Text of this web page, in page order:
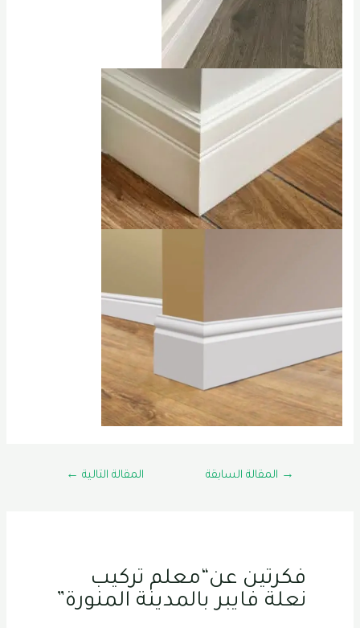
→ المقالة السابقة المقالة التالية ←
فكرتين عن“معلم تركيب
نعلة فايبر بالمدينة المنورة”